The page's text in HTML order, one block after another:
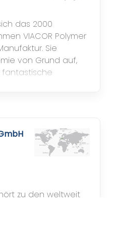
das 2000
VIACOR Polymer
Sie
von Grund auf,
Polyurethanharzen.
zu den weltweit